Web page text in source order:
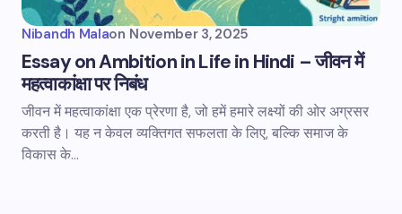
Nibandh Malaon November 3, 2025
Essay on Ambition in Life in Hindi – जीवन में
महत्वाकांक्षा पर निबंध
जीवन में महत्वाकांक्षा एक प्रेरणा है, जो हमें हमारे लक्ष्यों की ओर अग्रसर
करती है। यह न केवल व्यक्तिगत सफलता के लिए, बल्कि समाज के
विकास के…